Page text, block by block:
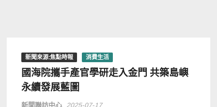
新聞來源:焦點時報 消費生活
國海院攜手產官學研走入金門 共築島嶼
永續發展藍圖
新聞聯訪中心 2025-07-17